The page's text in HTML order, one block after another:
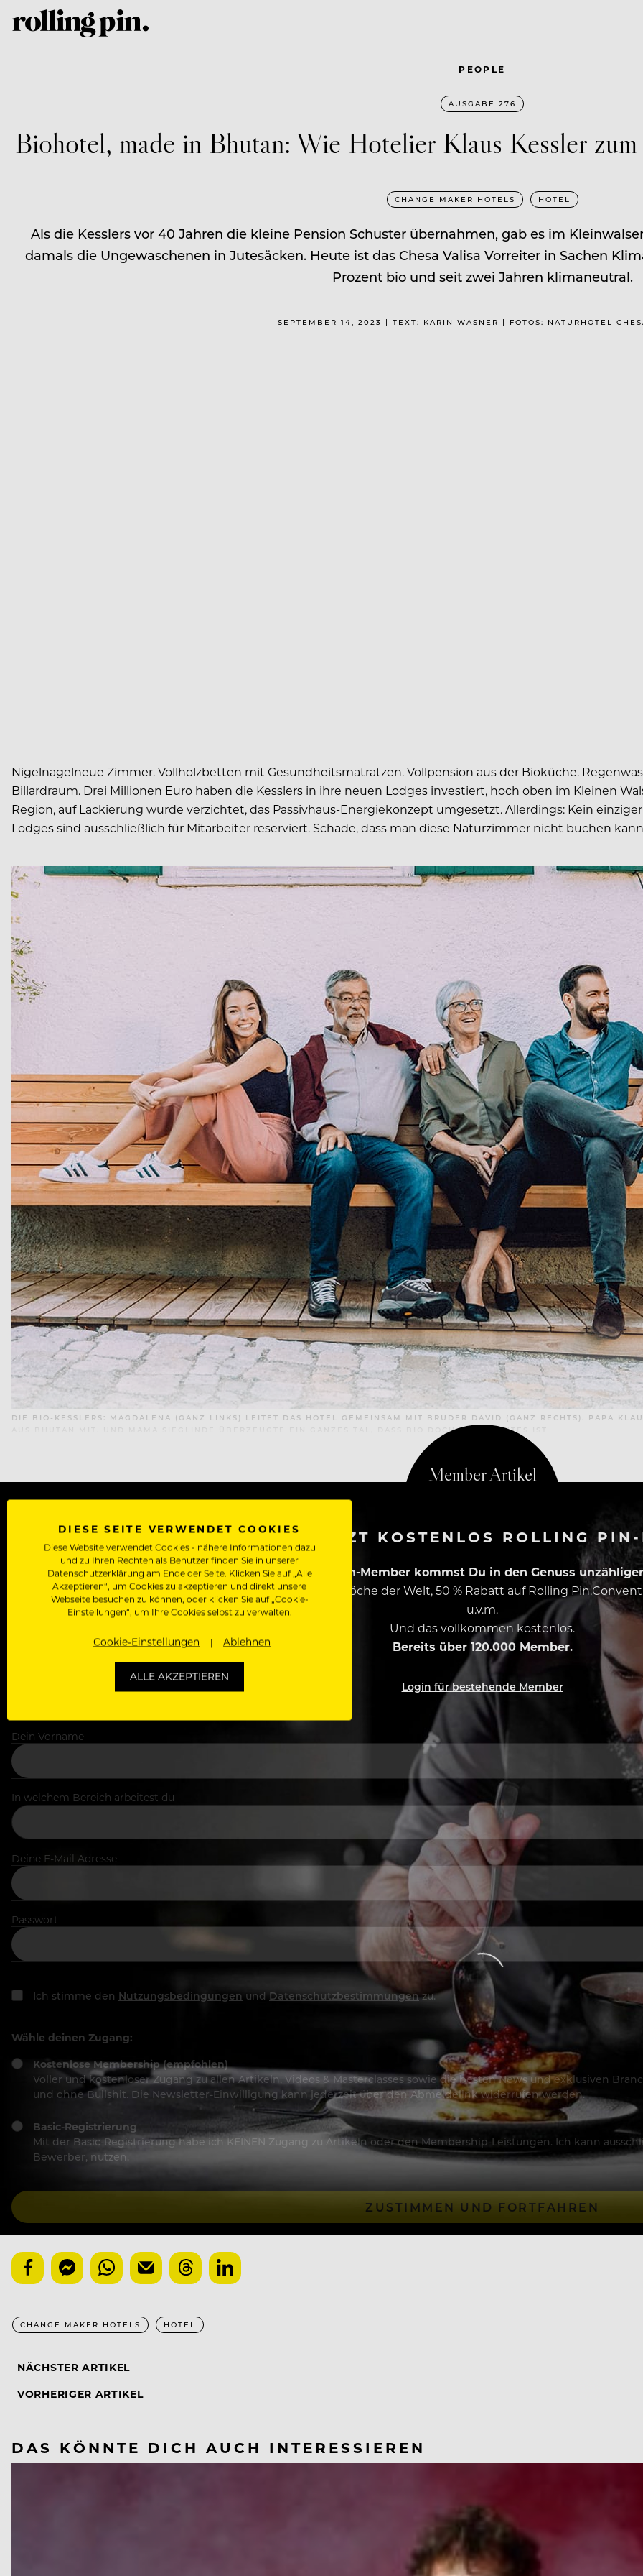
PEOPLE
AUSGABE 276
Biohotel, made in Bhutan: Wie Hotelier Klaus Kessler
CHANGE MAKER HOTELS HOTEL
Als die Kesslers vor 40 Jahren die kleine Pension Schuster übernahmen, gab es im
damals die Ungewaschenen in Jutesäcken. Heute ist das Chesa Valisa Vorreiter in Sachen
Prozent bio und seit zwei Jahren klimaneutral.
SEPTEMBER 14, 2023 | TEXT: KARIN WASNER | FOTOS: NATURHOTEL
Nigelnagelneue Zimmer. Vollholzbetten mit Gesundheitsmatratzen. Vollpension aus der Bioküche.
Billardraum. Drei Millionen Euro haben die Kesslers in ihre neuen Lodges investiert, hoch oben im Kleinen
Region, auf Lackierung wurde verzichtet, das Passivhaus-Energiekonzept umgesetzt. Allerdings: Kein
Lodges sind ausschließlich für Mitarbeiter reserviert. Schade, dass man diese Naturzimmer nicht buchen
DIE BIO-KESSLERS: MAGDALENA (GANZ LINKS) LEITET DAS HOTEL GEMEINSAM MIT BRUDER DAVID (GANZ RECHTS). PAPA
AUS BHUTAN MIT. UND MAMA SIEGLINDE ÜBERZEUGTE EIN GANZES TAL, DASS BIO DOCH ETWAS GUTES IST
WERDE JETZT KOSTENLOS ROLLING
Als Rolling Pin-Member kommst Du in den Genuss
Zugriff auf alle Artikel, Videos & Masterclasses der besten Köche der Welt, 50 % Rabatt auf Rolling
u.v.m.
Und das vollkommen kostenlos.
Bereits über 120.000 Member.
Login für bestehende Member
Dein Vorname
In welchem Bereich arbeitest du
Deine E-Mail Adresse
Passwort
Ich stimme den Nutzungsbedingungen und Datenschutzbestimmungenzu.
Wähle deinen Zugang:
Kostenlose Membership (empfohlen)
Voller und kostenloser Zugang zu allen Artikeln, Videos & Masterclasses sowie die besten News und exklusiven
und ohne Bullshit. Die Newsletter-Einwilligung kann jederzeit über den Abmeldelink widerrufen werden.
Basic-Registrierung
Mit der Basic-Registrierung habe ich KEINEN Zugang zu Artikeln oder den Membership-Leistungen. Ich kann
Bewerber, nutzen.
ZUSTIMMEN UND FORTFAHREN
CHANGE MAKER HOTELS HOTEL
NÄCHSTER ARTIKEL
VORHERIGER ARTIKEL
DAS KÖNNTE DICH AUCH INTERESSIEREN
DIESE SEITE VERWENDET COOKIES
Diese Website verwendet Cookies - nähere Informationen dazu
und zu Ihren Rechten als Benutzer finden Sie in unserer
Datenschutzerklärung am Ende der Seite. Klicken Sie auf „Alle
Akzeptieren“, um Cookies zu akzeptieren und direkt unsere
Webseite besuchen zu können, oder klicken Sie auf „Cookie-
Einstellungen“, um Ihre Cookies selbst zu verwalten.
Cookie-Einstellungen Ablehnen
ALLE AKZEPTIEREN